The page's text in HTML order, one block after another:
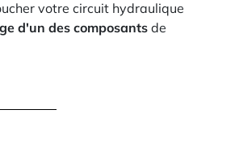
votre circuit hydraulique
d'un des composantsde